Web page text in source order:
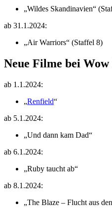
„Wildes Skandinavien“
ab 31.1.2024:
„Air Warriors“ (Staffel 8)
Neue Filme bei
ab 1.1.2024:
„Renfield“
ab 5.1.2024:
„Und dann kam Dad“
ab 6.1.2024:
„Ruby taucht ab“
ab 8.1.2024:
„The Blaze – Flucht aus